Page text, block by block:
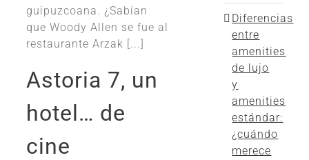
guipuzcoana. ¿Sabían
que Woody Allen se fue al
restaurante Arzak [...]
Astoria 7, un
hotel… de
cine
Diferencias
entre
amenities
de lujo
y
amenities
estándar:
¿cuándo
merece